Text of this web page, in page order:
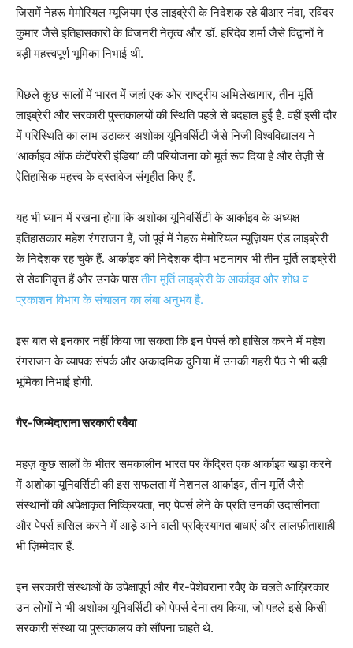
जिसमें नेहरू मेमोरियल म्यूज़ियम एंड लाइब्रेरी के निदेशक रहे बीआर नंदा, रविंदर
कुमार जैसे इतिहासकारों के विजनरी नेतृत्व और डॉ. हरिदेव शर्मा जैसे विद्वानों ने
बड़ी महत्त्वपूर्ण भूमिका निभाई थी.
पिछले कुछ सालों में भारत में जहां एक ओर राष्ट्रीय अभिलेखागार, तीन मूर्ति
लाइब्रेरी और सरकारी पुस्तकालयों की स्थिति पहले से बदहाल हुई है. वहीं इसी दौर
में परिस्थिति का लाभ उठाकर अशोका यूनिवर्सिटी जैसे निजी विश्वविद्यालय ने
‘आर्काइव ऑफ कंटेंपरेरी इंडिया’ की परियोजना को मूर्त रूप दिया है और तेज़ी से
ऐतिहासिक महत्त्व के दस्तावेज संगृहीत किए हैं.
यह भी ध्यान में रखना होगा कि अशोका यूनिवर्सिटी के आर्काइव के अध्यक्ष
इतिहासकार महेश रंगराजन हैं, जो पूर्व में नेहरू मेमोरियल म्यूज़ियम एंड लाइब्रेरी
के निदेशक रह चुके हैं. आर्काइव की निदेशक दीपा भटनागर भी तीन मूर्ति लाइब्रेरी
से सेवानिवृत्त हैं और उनके पासतीन मूर्ति लाइब्रेरी के आर्काइव और शोध व
प्रकाशन विभाग के संचालन का लंबा अनुभव है.
इस बात से इनकार नहीं किया जा सकता कि इन पेपर्स को हासिल करने में महेश
रंगराजन के व्यापक संपर्क और अकादमिक दुनिया में उनकी गहरी पैठ ने भी बड़ी
भूमिका निभाई होगी.
गैर-जिम्मेदाराना सरकारी रवैया
महज़ कुछ सालों के भीतर समकालीन भारत पर केंद्रित एक आर्काइव खड़ा करने
में अशोका यूनिवर्सिटी की इस सफलता में नेशनल आर्काइव, तीन मूर्ति जैसे
संस्थानों की अपेक्षाकृत निष्क्रियता, नए पेपर्स लेने के प्रति उनकी उदासीनता
और पेपर्स हासिल करने में आड़े आने वाली प्रक्रियागत बाधाएं और लालफ़ीताशाही
भी ज़िम्मेदार हैं.
इन सरकारी संस्थाओं के उपेक्षापूर्ण और गैर-पेशेवराना रवैए के चलते आख़िरकार
उन लोगों ने भी अशोका यूनिवर्सिटी को पेपर्स देना तय किया, जो पहले इसे किसी
सरकारी संस्था या पुस्तकालय को सौंपना चाहते थे.